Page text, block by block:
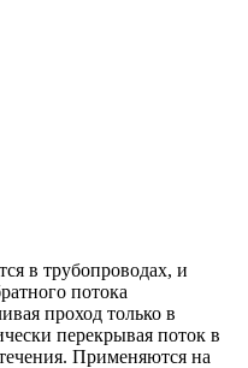
в трубопроводах, и
потока
проход только в
перекрывая поток в
Применяются на